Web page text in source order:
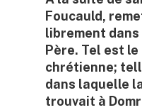
Foucauld,
librement dans
Père. Tel est
chrétienne;
dans laquelle
trouvait à